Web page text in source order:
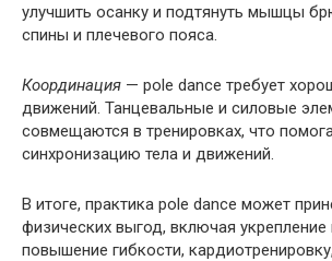
улучшить осанку и подтянуть мышцы
спины и плечевого пояса.
Координация — pole dance требует
движений. Танцевальные и силовые
совмещаются в тренировках, что
синхронизацию тела и движений.
В итоге, практика pole dance может
физических выгод, включая
повышение гибкости,